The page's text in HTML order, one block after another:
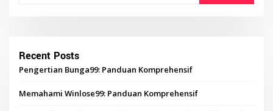
Recent Posts
Pengertian Bunga99: Panduan Komprehensif
Memahami Winlose99: Panduan Komprehensif